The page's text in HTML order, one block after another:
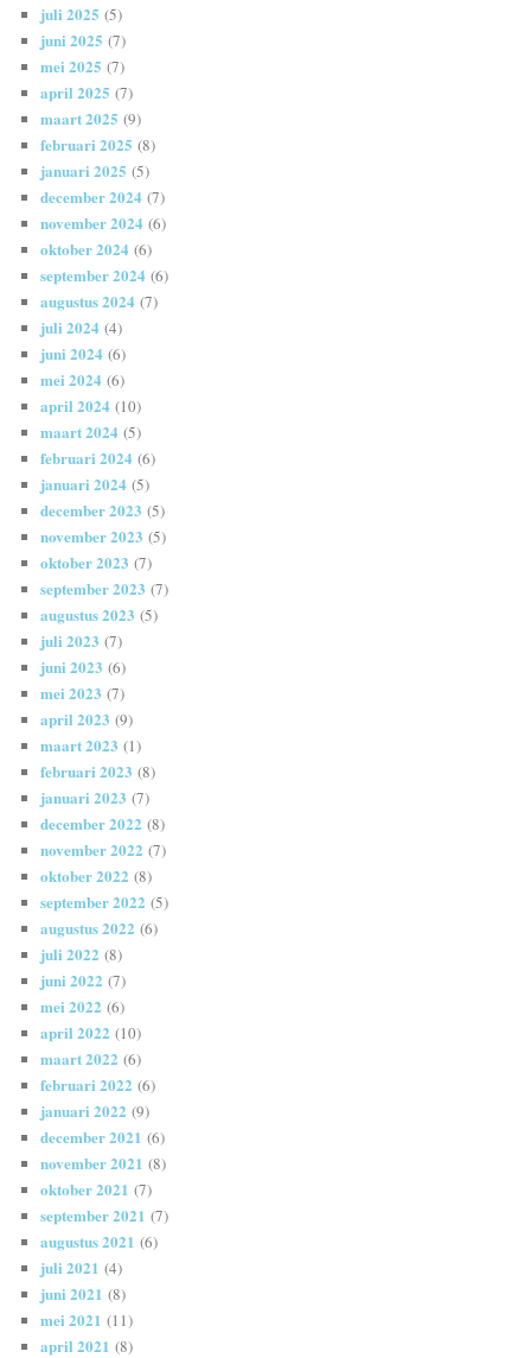
juli 2025 (5)
juni 2025 (7)
mei 2025 (7)
april 2025 (7)
maart 2025 (9)
februari 2025 (8)
januari 2025 (5)
december 2024 (7)
november 2024 (6)
oktober 2024 (6)
september 2024 (6)
augustus 2024 (7)
juli 2024 (4)
juni 2024 (6)
mei 2024 (6)
april 2024 (10)
maart 2024 (5)
februari 2024 (6)
januari 2024 (5)
december 2023 (5)
november 2023 (5)
oktober 2023 (7)
september 2023 (7)
augustus 2023 (5)
juli 2023 (7)
juni 2023 (6)
mei 2023 (7)
april 2023 (9)
maart 2023 (1)
februari 2023 (8)
januari 2023 (7)
december 2022 (8)
november 2022 (7)
oktober 2022 (8)
september 2022 (5)
augustus 2022 (6)
juli 2022 (8)
juni 2022 (7)
mei 2022 (6)
april 2022 (10)
maart 2022 (6)
februari 2022 (6)
januari 2022 (9)
december 2021 (6)
november 2021 (8)
oktober 2021 (7)
september 2021 (7)
augustus 2021 (6)
juli 2021 (4)
juni 2021 (8)
mei 2021 (11)
april 2021 (8)